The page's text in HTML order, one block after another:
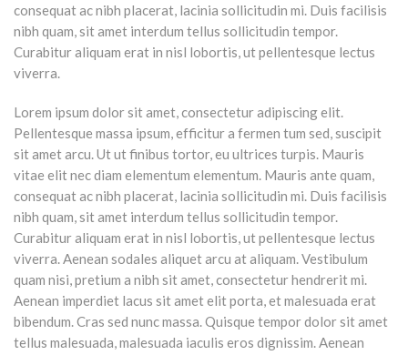
consequat ac nibh placerat, lacinia sollicitudin mi. Duis facilisis
nibh quam, sit amet interdum tellus sollicitudin tempor.
Curabitur aliquam erat in nisl lobortis, ut pellentesque lectus
viverra.
Lorem ipsum dolor sit amet, consectetur adipiscing elit.
Pellentesque massa ipsum, efficitur a fermen tum sed, suscipit
sit amet arcu. Ut ut finibus tortor, eu ultrices turpis. Mauris
vitae elit nec diam elementum elementum. Mauris ante quam,
consequat ac nibh placerat, lacinia sollicitudin mi. Duis facilisis
nibh quam, sit amet interdum tellus sollicitudin tempor.
Curabitur aliquam erat in nisl lobortis, ut pellentesque lectus
viverra. Aenean sodales aliquet arcu at aliquam. Vestibulum
quam nisi, pretium a nibh sit amet, consectetur hendrerit mi.
Aenean imperdiet lacus sit amet elit porta, et malesuada erat
bibendum. Cras sed nunc massa. Quisque tempor dolor sit amet
tellus malesuada, malesuada iaculis eros dignissim. Aenean